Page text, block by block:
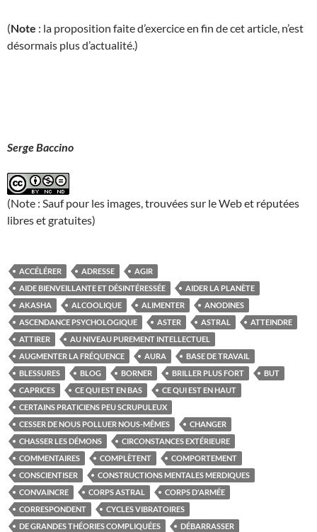
(Note : la proposition faite d’exercice en fin de cet article, n’est
désormais plus d’actualité.)
Serge Baccino
(Note : Sauf pour les images, trouvées sur le Web et réputées
libres et gratuites)
ACCÉLÉRER ADRESSE
AGIR
AIDE BIENVEILLANTE ET DÉSINTÉRESSÉE
AIDER LA PLANÈTE
AKASHA
ALCOOLIQUE ALIMENTER
ANODINES
ASCENDANCE PSYCHOLOGIQUE
ASTER ASTRAL
ATTEINDRE
ATTIRER
AU NIVEAU PUREMENT INTELLECTUEL
AUGMENTER LA FRÉQUENCE
AURA
BASE DE TRAVAIL
BLESSURES
BLOG BORNER BRILLER PLUS FORT
BUT
CAPRICES
CE QUI EST EN BAS
CE QUI EST EN HAUT
CERTAINS PRATICIENS PEU SCRUPULEUX
CESSER DE NOUS POLLUER NOUS-MÊMES
CHANGER
CHASSER LES DÉMONS
CIRCONSTANCES EXTÉRIEURE
COMMENTAIRES
COMPLÈTENT
COMPORTEMENT
CONSCIENTISER
CONSTRUCTIONS MENTALES MERDIQUES
CONVAINCRE
CORPS ASTRAL
CORPS D'ARMÉE
CORRESPONDENT
CYCLES VIBRATOIRES
DE GRANDES THÉORIES COMPLIQUÉES
DÉBARRASSER